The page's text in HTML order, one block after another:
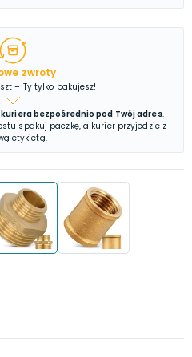
zwroty
– Ty tylko pakujesz!
bezpośrednio pod Twój adres.
spakuj paczkę, a kurier przyjedzie z
etykietą.